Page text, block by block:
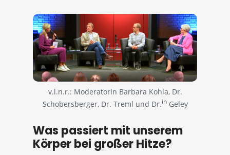
v.l.n.r.: Moderatorin Barbara Kohla, Dr.
Schobersberger, Dr. Treml und Dr.inGeley
Was passiert mit unserem
Körper bei großer Hitze?